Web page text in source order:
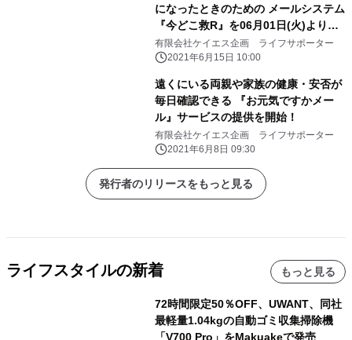
になったときのための メールシステム
『今どこ救R』を06月01日(火)より提
供開始
有限会社ケイエス企画 ライフサポーター
2021年6月15日 10:00
遠くにいる両親や家族の健康・安否が
毎日確認できる 『お元気ですかメー
ル』サービスの提供を開始！
有限会社ケイエス企画 ライフサポーター
2021年6月8日 09:30
発行者のリリースをもっと見る
ライフスタイルの新着 もっと見る
72時間限定50％OFF、UWANT、同社
最軽量1.04kgの自動ゴミ収集掃除機
「V700 Pro」をMakuakeで発売